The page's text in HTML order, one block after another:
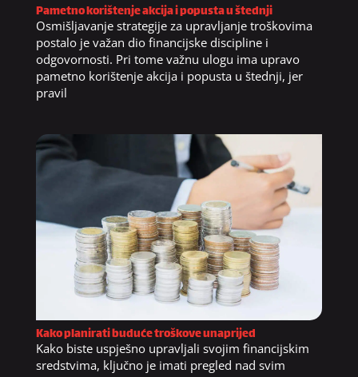
Pametno korištenje akcija i popusta u štednji
Osmišljavanje strategije za upravljanje troškovima
postalo je važan dio financijske discipline i
odgovornosti. Pri tome važnu ulogu ima upravo
pametno korištenje akcija i popusta u štednji, jer
pravil
Kako planirati buduće troškove unaprijed
Kako biste uspješno upravljali svojim financijskim
sredstvima, ključno je imati pregled nad svim